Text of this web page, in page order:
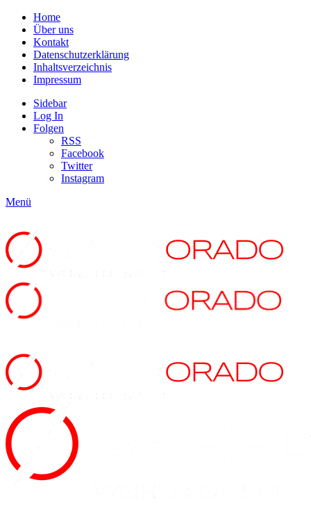
Home
Über uns
Kontakt
Datenschutzerklärung
Inhaltsverzeichnis
Impressum
Sidebar
Log In
Folgen
RSS
Facebook
Twitter
Instagram
Menü